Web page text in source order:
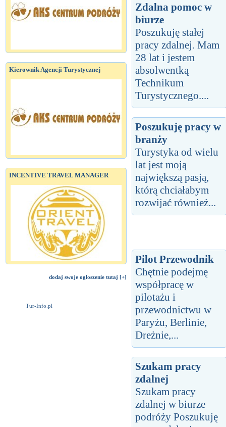
Kierownik Agencji Turystycznej
INCENTIVE TRAVEL MANAGER
dodaj swoje ogłoszenie tutaj [+]
Tur-Info.pl
Zdalna pomoc w
biurze
Poszukuję stałej
pracy zdalnej. Mam
28 lat i jestem
absolwentką
Technikum
Turystycznego....
Poszukuję pracy w
branży
Turystyka od wielu
lat jest moją
największą pasją,
którą chciałabym
rozwijać również...
Pilot Przewodnik
Chętnie podejmę
współpracę w
pilotażu i
przewodnictwu w
Paryżu, Berlinie,
Dreżnie,...
Szukam pracy
zdalnej
Szukam pracy
zdalnej w biurze
podróży Poszukuję